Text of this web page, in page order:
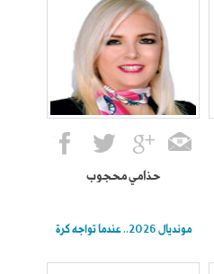
حذامي محجوب
مونديال 2026.. عندما تواجه كرة